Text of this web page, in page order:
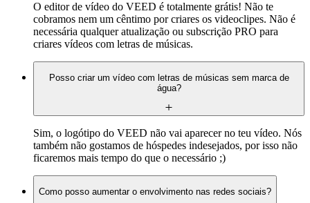
O editor de vídeo do VEED é totalmente grátis! Não te
cobramos nem um cêntimo por criares os videoclipes. Não é
necessária qualquer atualização ou subscrição PRO para
criares vídeos com letras de músicas.
Posso criar um vídeo com letras de músicas sem marca de
água?
Sim, o logótipo do VEED não vai aparecer no teu vídeo. Nós
também não gostamos de hóspedes indesejados, por isso não
ficaremos mais tempo do que o necessário ;)
Como posso aumentar o envolvimento nas redes sociais?